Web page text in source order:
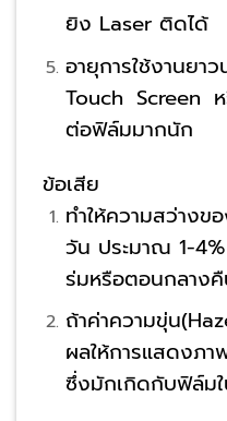
ยิง Laser ติดได้
อายุการใช้งาน
Touch Screen ห
ต่อฟิล์มมากนัก
ข้อเสีย
ทำให้ความสว่าง
วัน ประมาณ 1-
ร่มหรือตอนกลาง
ถ้าค่าความขุ่น
ผลให้การแสดงภ
ซึ่งมักเกิดกับฟิล์ม